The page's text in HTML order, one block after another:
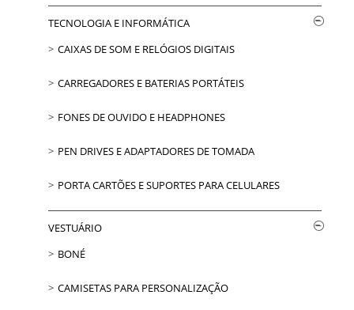
TECNOLOGIA E INFORMÁTICA
CAIXAS DE SOM E RELÓGIOS DIGITAIS
CARREGADORES E BATERIAS PORTÁTEIS
FONES DE OUVIDO E HEADPHONES
PEN DRIVES E ADAPTADORES DE TOMADA
PORTA CARTÕES E SUPORTES PARA CELULARES
VESTUÁRIO
BONÉ
CAMISETAS PARA PERSONALIZAÇÃO